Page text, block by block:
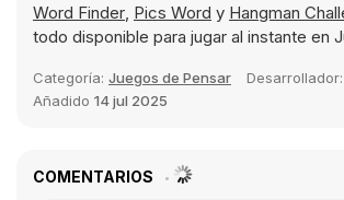
Word Finder, Pics Word y Hangman
todo disponible para jugar al instante en
Categoría: Juegos de Pensar Desarrollador:
Añadido 14 jul 2025
COMENTARIOS